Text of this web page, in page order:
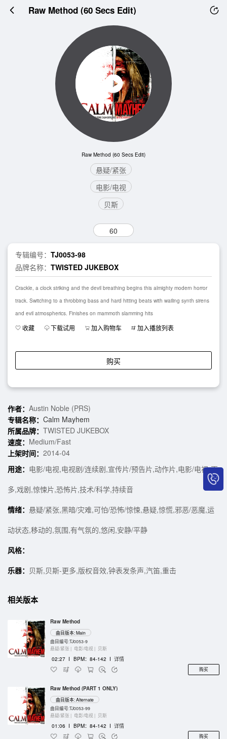
Raw Method (60 Secs Edit)
Raw Method (60 Secs Edit)
悬疑/紧张
电影/电视
贝斯
60
专辑编号： TJ0053-98
品牌名称： TWISTED JUKEBOX
Crackle, a clock striking and the devil breathing begins this almighty modern horror
track. Switching to a throbbing bass and hard hitting beats with wailing synth sirens
and evil atmospherics. Finishes on mammoth slamming hits
收藏 下载试用 加入购物车 加入播放列表
购买
作者： Austin Noble (PRS)
专辑名称： Calm Mayhem
所属品牌： TWISTED JUKEBOX
速度： Medium/Fast
上架时间： 2014-04
用途： 电影/电视,电视剧/连续剧,宣传片/预告片,动作片,电影/电视-更
多,戏剧,惊悚片,恐怖片,技术/科学,持续音
情绪： 悬疑/紧张,黑暗/灾难,可怕/恐怖/惊悚,悬疑,惊慌,邪恶/恶魔,运
动状态,移动的,氛围,有气氛的,悠闲,安静/平静
风格：
乐器： 贝斯,贝斯-更多,版权音效,钟表发条声,汽笛,重击
相关版本
Raw Method
曲目版本: Main
曲目编号:TJ0053-9
悬疑/紧张 | 电影/电视 | 贝斯
02:27 I BPM：84-142 I 详情
购买
Raw Method (PART 1 ONLY)
曲目版本: Alternate
曲目编号:TJ0053-99
悬疑/紧张 | 电影/电视 | 贝斯
01:06 I BPM：84-142 I 详情
购买